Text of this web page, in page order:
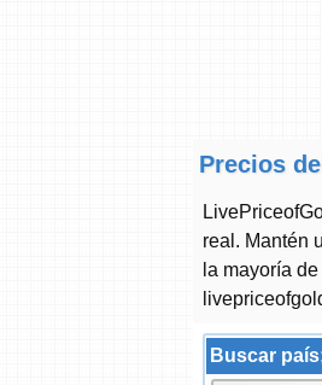
Precios
real. Mantén
la mayoría
Buscar